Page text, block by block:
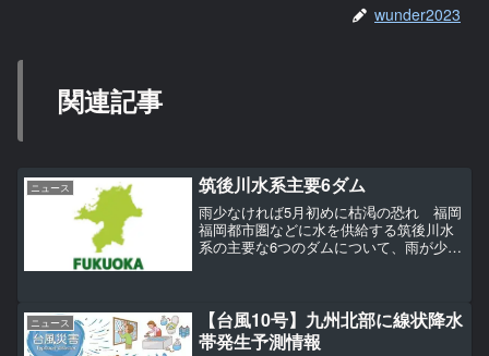
wunder2023
関連記事
ニュース 筑後川水系主要6ダム
雨少なければ5月初めに枯渇の恐れ 福岡
福岡都市圏などに水を供給する筑後川水
系の主要な6つのダムについて、雨が少な
給する筑後川水系の...
ニュース
【台風10号】九州北部に線状降水
帯発生予測情報